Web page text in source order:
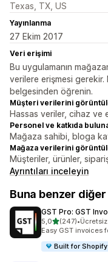
Texas, TX, US
Yayınlanma
27 Ekim 2017
Veri erişimi
Bu uygulamanın
verilere erişmesi
belgesinden öğrenin.
Müşteri verilerini
Hassas veriler, cihaz ve
Personel ve katkıda
Mağaza sahibi, bloga
Mağaza verilerini
Müşteriler, ürünler,
Ayrıntıları inceleyin
Buna benzer
GST Pro: GST
5,05 yıldız üzerinden
(247)
toplam 247•
Easy GST invoices
Built for Shopify